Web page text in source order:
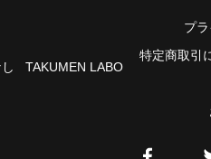
TAKUMEN LABO
プ
特定商取引